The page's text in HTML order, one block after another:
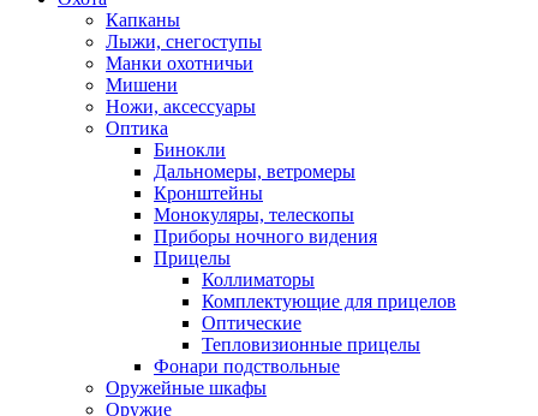
Капканы
Лыжи, снегоступы
Манки охотничьи
Мишени
Ножи, аксессуары
Оптика
Бинокли
Дальномеры, ветромеры
Кронштейны
Монокуляры, телескопы
Приборы ночного видения
Прицелы
Коллиматоры
Комплектующие для прицелов
Оптические
Тепловизионные прицелы
Фонари подствольные
Оружейные шкафы
Оружие